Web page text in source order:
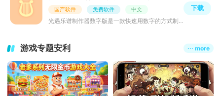
国产软件 免费软件 中文
光遇乐谱制作器数字版是一款快速用数字的方式制作出光遇乐谱的app，在这里你可以用最简单的方式制作出属于你
下载
游戏专题安利 ··· more